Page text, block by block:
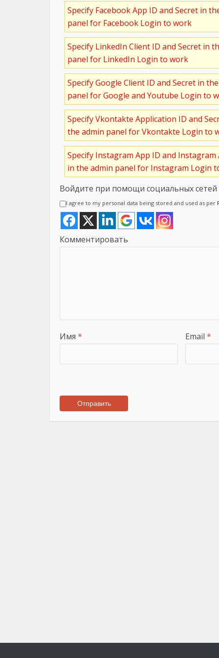
Specify Facebook App ID and Secret in
panel for Facebook Login to work
Specify LinkedIn Client ID and Secret in
panel for LinkedIn Login to work
Specify Google Client ID and Secret in
panel for Google and Youtube Login to
Specify Vkontakte Application ID and
the admin panel for Vkontakte Login to
Specify Instagram App ID and
in the admin panel for Instagram Login
Войдите при помощи социальных сетей
I agree to my personal data being stored and used as per
Комментировать
Имя * Email *